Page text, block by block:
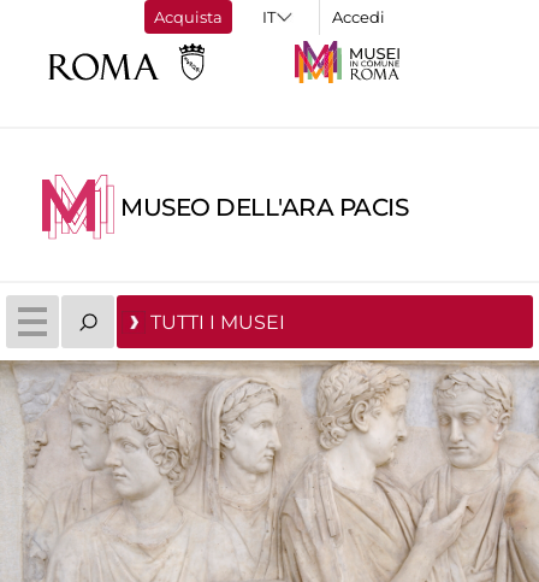
Acquista Accedi
MUSEO DELL'ARA PACIS
TUTTI I MUSEI